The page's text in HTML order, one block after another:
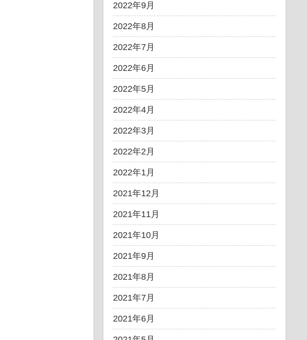
2022年9月
2022年8月
2022年7月
2022年6月
2022年5月
2022年4月
2022年3月
2022年2月
2022年1月
2021年12月
2021年11月
2021年10月
2021年9月
2021年8月
2021年7月
2021年6月